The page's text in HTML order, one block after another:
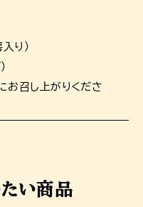
り）
お召し上がりくださ
い商品